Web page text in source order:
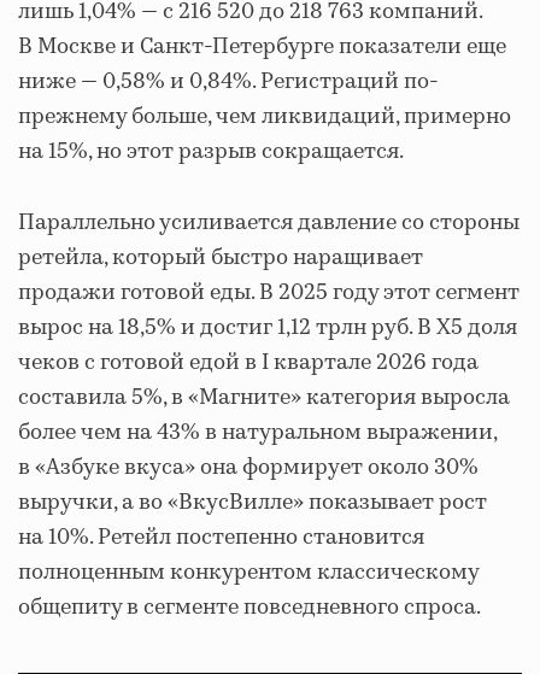
лишь 1,04% — с 216 520 до 218 763 компаний.
В Москве и Санкт-Петербурге показатели еще
ниже — 0,58% и 0,84%. Регистраций по-
прежнему больше, чем ликвидаций, примерно
на 15%, но этот разрыв сокращается.
Параллельно усиливается давление со стороны
ретейла, который быстро наращивает
продажи готовой еды. В 2025 году этот сегмент
вырос на 18,5% и достиг 1,12 трлн руб. В Х5 доля
чеков с готовой едой в I квартале 2026 года
составила 5%, в «Магните» категория выросла
более чем на 43% в натуральном выражении,
в «Азбуке вкуса» она формирует около 30%
выручки, а во «ВкусВилле» показывает рост
на 10%. Ретейл постепенно становится
полноценным конкурентом классическому
общепиту в сегменте повседневного спроса.